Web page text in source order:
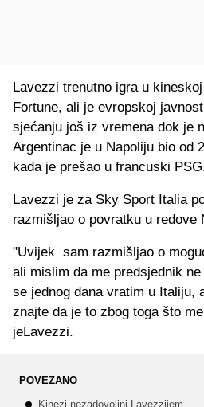
Lavezzi trenutno igra u
Fortune, ali je evropskoj
sjećanju još iz vremena dok je
Argentinac je u Napoliju bio od
kada je prešao u francuski
Lavezzi je za Sky Sport Italia
razmišljao o povratku u redove
"Uvijek sam razmišljao o
ali mislim da me predsjednik
se jednog dana vratim u Italiju,
znajte da je to zbog toga što
jeLavezzi.
POVEZANO
Kinezi nezadovoljni Lavezzijem